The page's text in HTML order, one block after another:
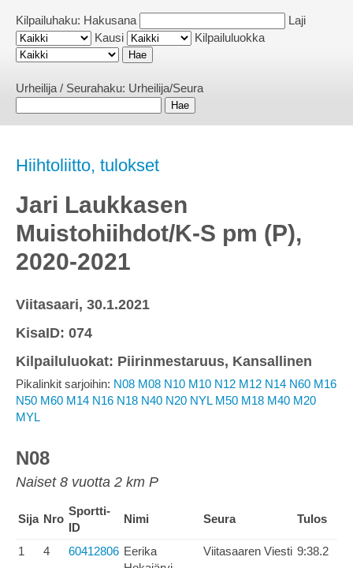
Kilpailuhaku: Hakusana
Laji
Kausi
Kilpailuluokka
Urheilija / Seurahaku: Urheilija/Seura
Hiihtoliitto, tulokset
Jari Laukkasen
Muistohiihdot/K-S pm (P),
2020-2021
Viitasaari, 30.1.2021
KisaID: 074
Kilpailuluokat: Piirinmestaruus, Kansallinen
Pikalinkit sarjoihin: N08 M08 N10 M10 N12 M12 N14 N60 M16
N50 M60 M14 N16 N18 N40 N20 NYL M50 M18 M40 M20
MYL
N08
Naiset 8 vuotta 2 km P
Sija Nro
Sportti-
ID
Nimi Seura Tulos
1 4 60412806 Eerika
Viitasaaren Viesti 9:38.2